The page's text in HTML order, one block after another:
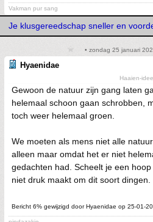
Vakman pur sang
Je klusgereedschap sneller en
• zondag 25 januari
Hyaenidae
Haaien-idee
Gewoon de natuur zijn gang laten
helemaal schoon gaan schrobben,
toch weer helemaal groen.
We moeten als mens niet alle
alleen maar omdat het er niet
gedachten had. Scheelt je een
niet druk maakt om dit soort dingen.
Bericht 6% gewijzigd door Hyaenidae op 25-01-